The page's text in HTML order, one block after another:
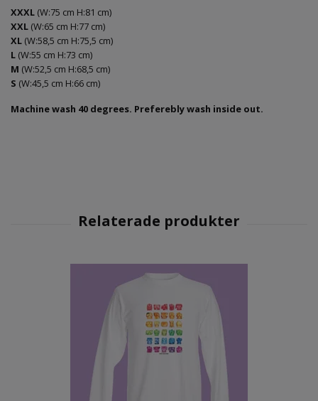
XXXL (W:75 cm H:81 cm)
XXL (W:65 cm H:77 cm)
XL (W:58,5 cm H:75,5 cm)
L (W:55 cm H:73 cm)
M (W:52,5 cm H:68,5 cm)
S (W:45,5 cm H:66 cm)
Machine wash 40 degrees. Preferebly wash inside out.